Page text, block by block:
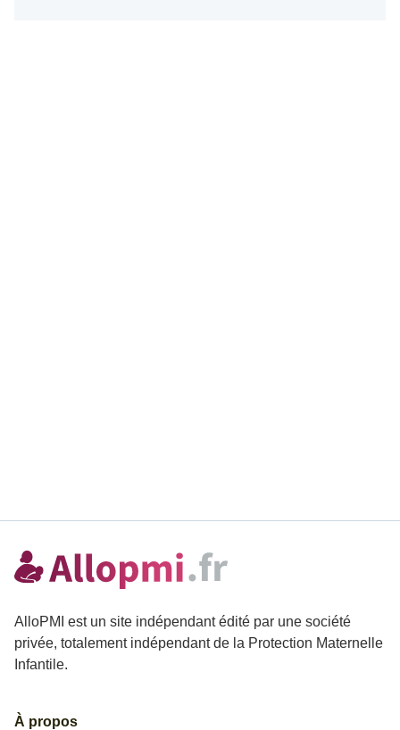
AlloPMI est un site indépendant édité par une société
privée, totalement indépendant de la Protection Maternelle
Infantile.
À propos